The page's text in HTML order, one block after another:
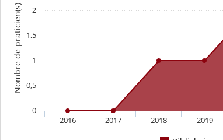
Nombre de praticien(s)
2016 2017 2018 2019
0
0,5
1
1,5
2